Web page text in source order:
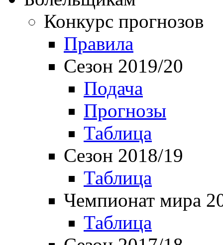
Конкурс прогнозов
Правила
Сезон 2019/20
Подача
Прогнозы
Таблица
Сезон 2018/19
Таблица
Чемпионат мира
Таблица